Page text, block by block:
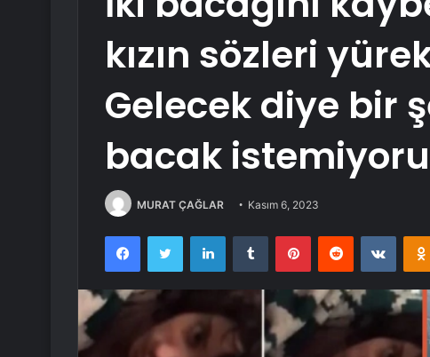
kızın sözleri
Gelecek diye bir
bacak
MURAT ÇAĞLAR Kasım 6, 2023
FacebookTwitter LinkedInTumblr PinterestReddit